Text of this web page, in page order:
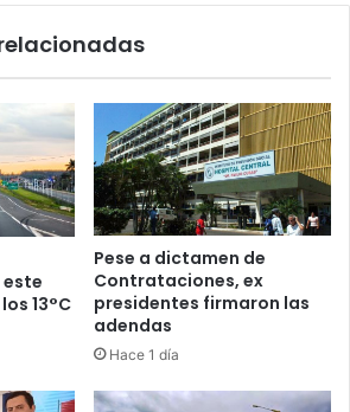
13°C
Pese a dictamen de
Contrataciones, ex
presidentes firmaron las
adendas
Hace 1 día